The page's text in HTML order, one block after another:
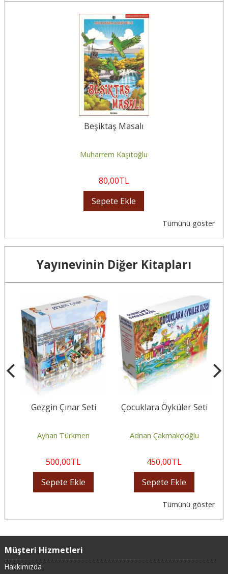
Beşiktaş Masalı
Muharrem Kaşıtoğlu
80,00TL
Sepete Ekle
Tümünü göster
Yayınevinin Diğer Kitapları
Gezgin Çınar Seti
Ayhan Türkmen
500,00TL
Sepete Ekle
Çocuklara Öyküler Seti
Adnan Çakmakçıoğlu
450,00TL
Sepete Ekle
Tümünü göster
Müşteri Hizmetleri
Hakkımızda